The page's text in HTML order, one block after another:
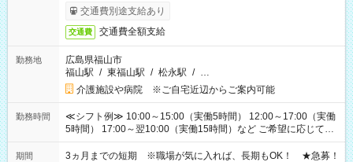
交通費別途支給あり
交通費 交通費全額支給
勤務地
広島県福山市
福山駅 / 東福山駅 / 松永駅 / …
介護施設や病院 ※ご自宅近辺からご案内可能
勤務時間
≪シフト例≫ 10:00～15:00（実働5時間） 12:00～17:00（実働
5時間） 17:00～翌10:00（実働15時間）など ご希望に応じて、
働く時間は調整できます！ お気軽に担当へ相談ください！
期間
3ヵ月までの短期 ※職場が気に入れば、長期もOK！ ★急募！